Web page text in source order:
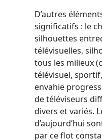
D’autres
significatifs : le
silhouettes
télévisuelles,
tous les milieux
télévisuel,
envahie
de téléviseurs
divers et variés.
d’aujourd’hui
par ce flot